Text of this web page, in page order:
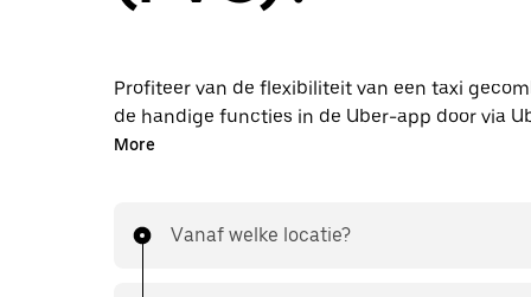
Profiteer van de flexibiliteit van een taxi
de handige functies in de Uber-app door via
naar de luchthaven PVC te rijden. Je kunt on-
lastminute-rit aanvragen, 24/7 in de app of
de luchthaven is binnen handbereik.
More
Vanaf welke locatie?